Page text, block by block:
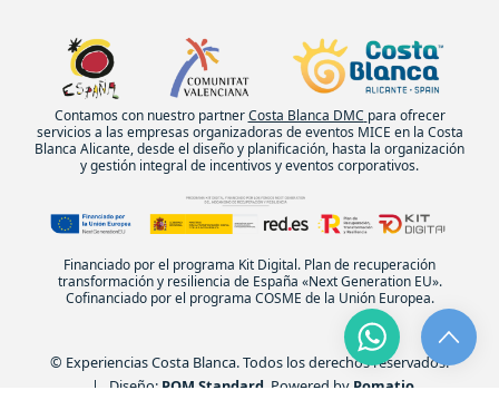
Contamos con nuestro partnerCosta Blanca DMC para ofrecer
servicios a las empresas organizadoras de eventos MICE en la Costa
Blanca Alicante, desde el diseño y planificación, hasta la organización
y gestión integral de incentivos y eventos corporativos.
Financiado por el programa Kit Digital. Plan de recuperación
transformación y resiliencia de España «Next Generation EU».
Cofinanciado por el programa COSME de la Unión Europea.
© Experiencias Costa Blanca. Todos los derechos reservados.
| Diseño: POM Standard . Powered by Pomatio